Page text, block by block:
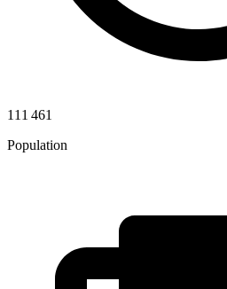
111 461
Population